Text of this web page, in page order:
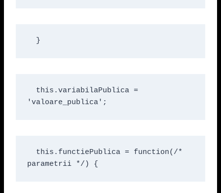
}
this.variabilaPublica =
'valoare_publica';
this.functiePublica = function(/*
parametrii */) {